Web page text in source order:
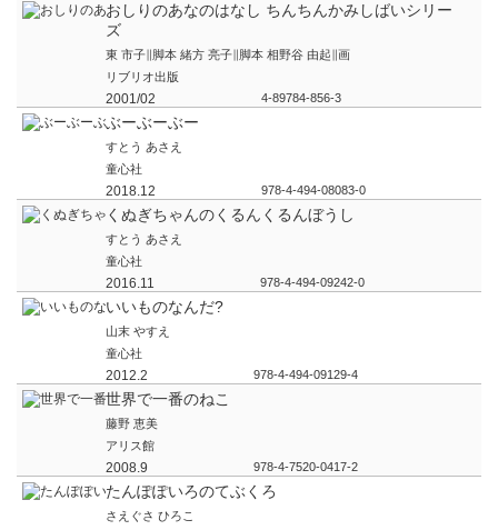
おしりのあなのはなし ちんちんかみしばいシリー
ズ
東 市子∥脚本 緒方 亮子∥脚本 相野谷 由起∥画
リブリオ出版
2001/02 4-89784-856-3
ぶーぶーぶー
すとう あさえ
童心社
2018.12 978-4-494-08083-0
くぬぎちゃんのくるんくるんぼうし
すとう あさえ
童心社
2016.11 978-4-494-09242-0
いいものなんだ?
山末 やすえ
童心社
2012.2 978-4-494-09129-4
世界で一番のねこ
藤野 恵美
アリス館
2008.9 978-4-7520-0417-2
たんぽぽいろのてぶくろ
さえぐさ ひろこ